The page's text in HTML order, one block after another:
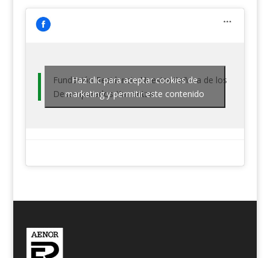
Fundación Residencia Nuestra Señora de los
Desamparados Karrantza
Haz clic para aceptar cookies de
marketing y permitir este contenido